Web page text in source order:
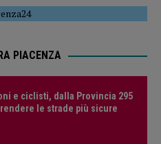
PIACENZA
e ciclisti, dalla Provincia 295
le strade più sicure